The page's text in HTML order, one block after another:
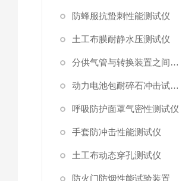
防蜂服抗蛰刺性能测试仪
土工布膜耐静水压测试仪
分供气管与转换装置之间连接强度试验机
动力电池包耐碎石冲击试验机
呼吸防护面罩气密性测试仪
手套防冲击性能测试仪
土工布动态穿孔测试仪
防火门防烟性能试验装置